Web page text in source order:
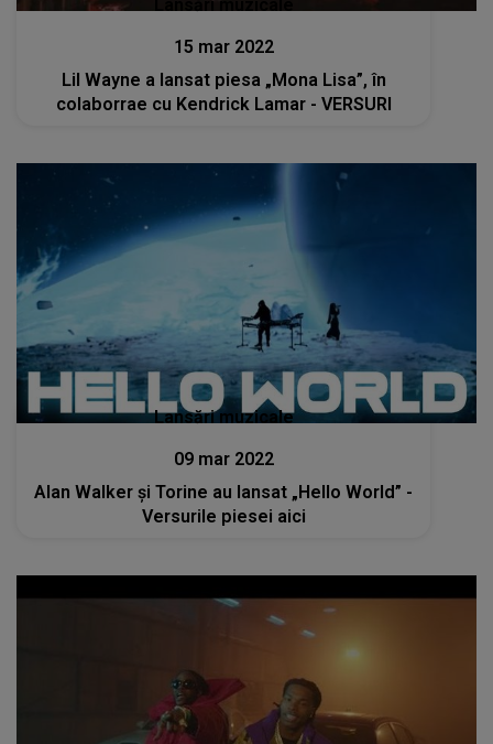
Lansări muzicale
15 mar 2022
Lil Wayne a lansat piesa „Mona Lisa”, în
colaborrae cu Kendrick Lamar - VERSURI
Lansări muzicale
09 mar 2022
Alan Walker și Torine au lansat „Hello World” -
Versurile piesei aici